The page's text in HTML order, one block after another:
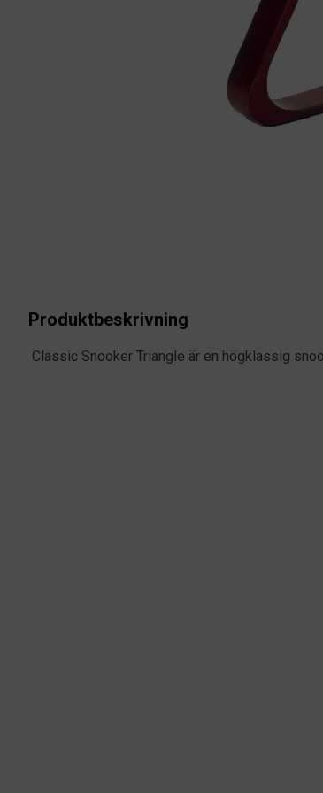
Produktbeskrivning
Classic Snooker Triangle är en högklassig